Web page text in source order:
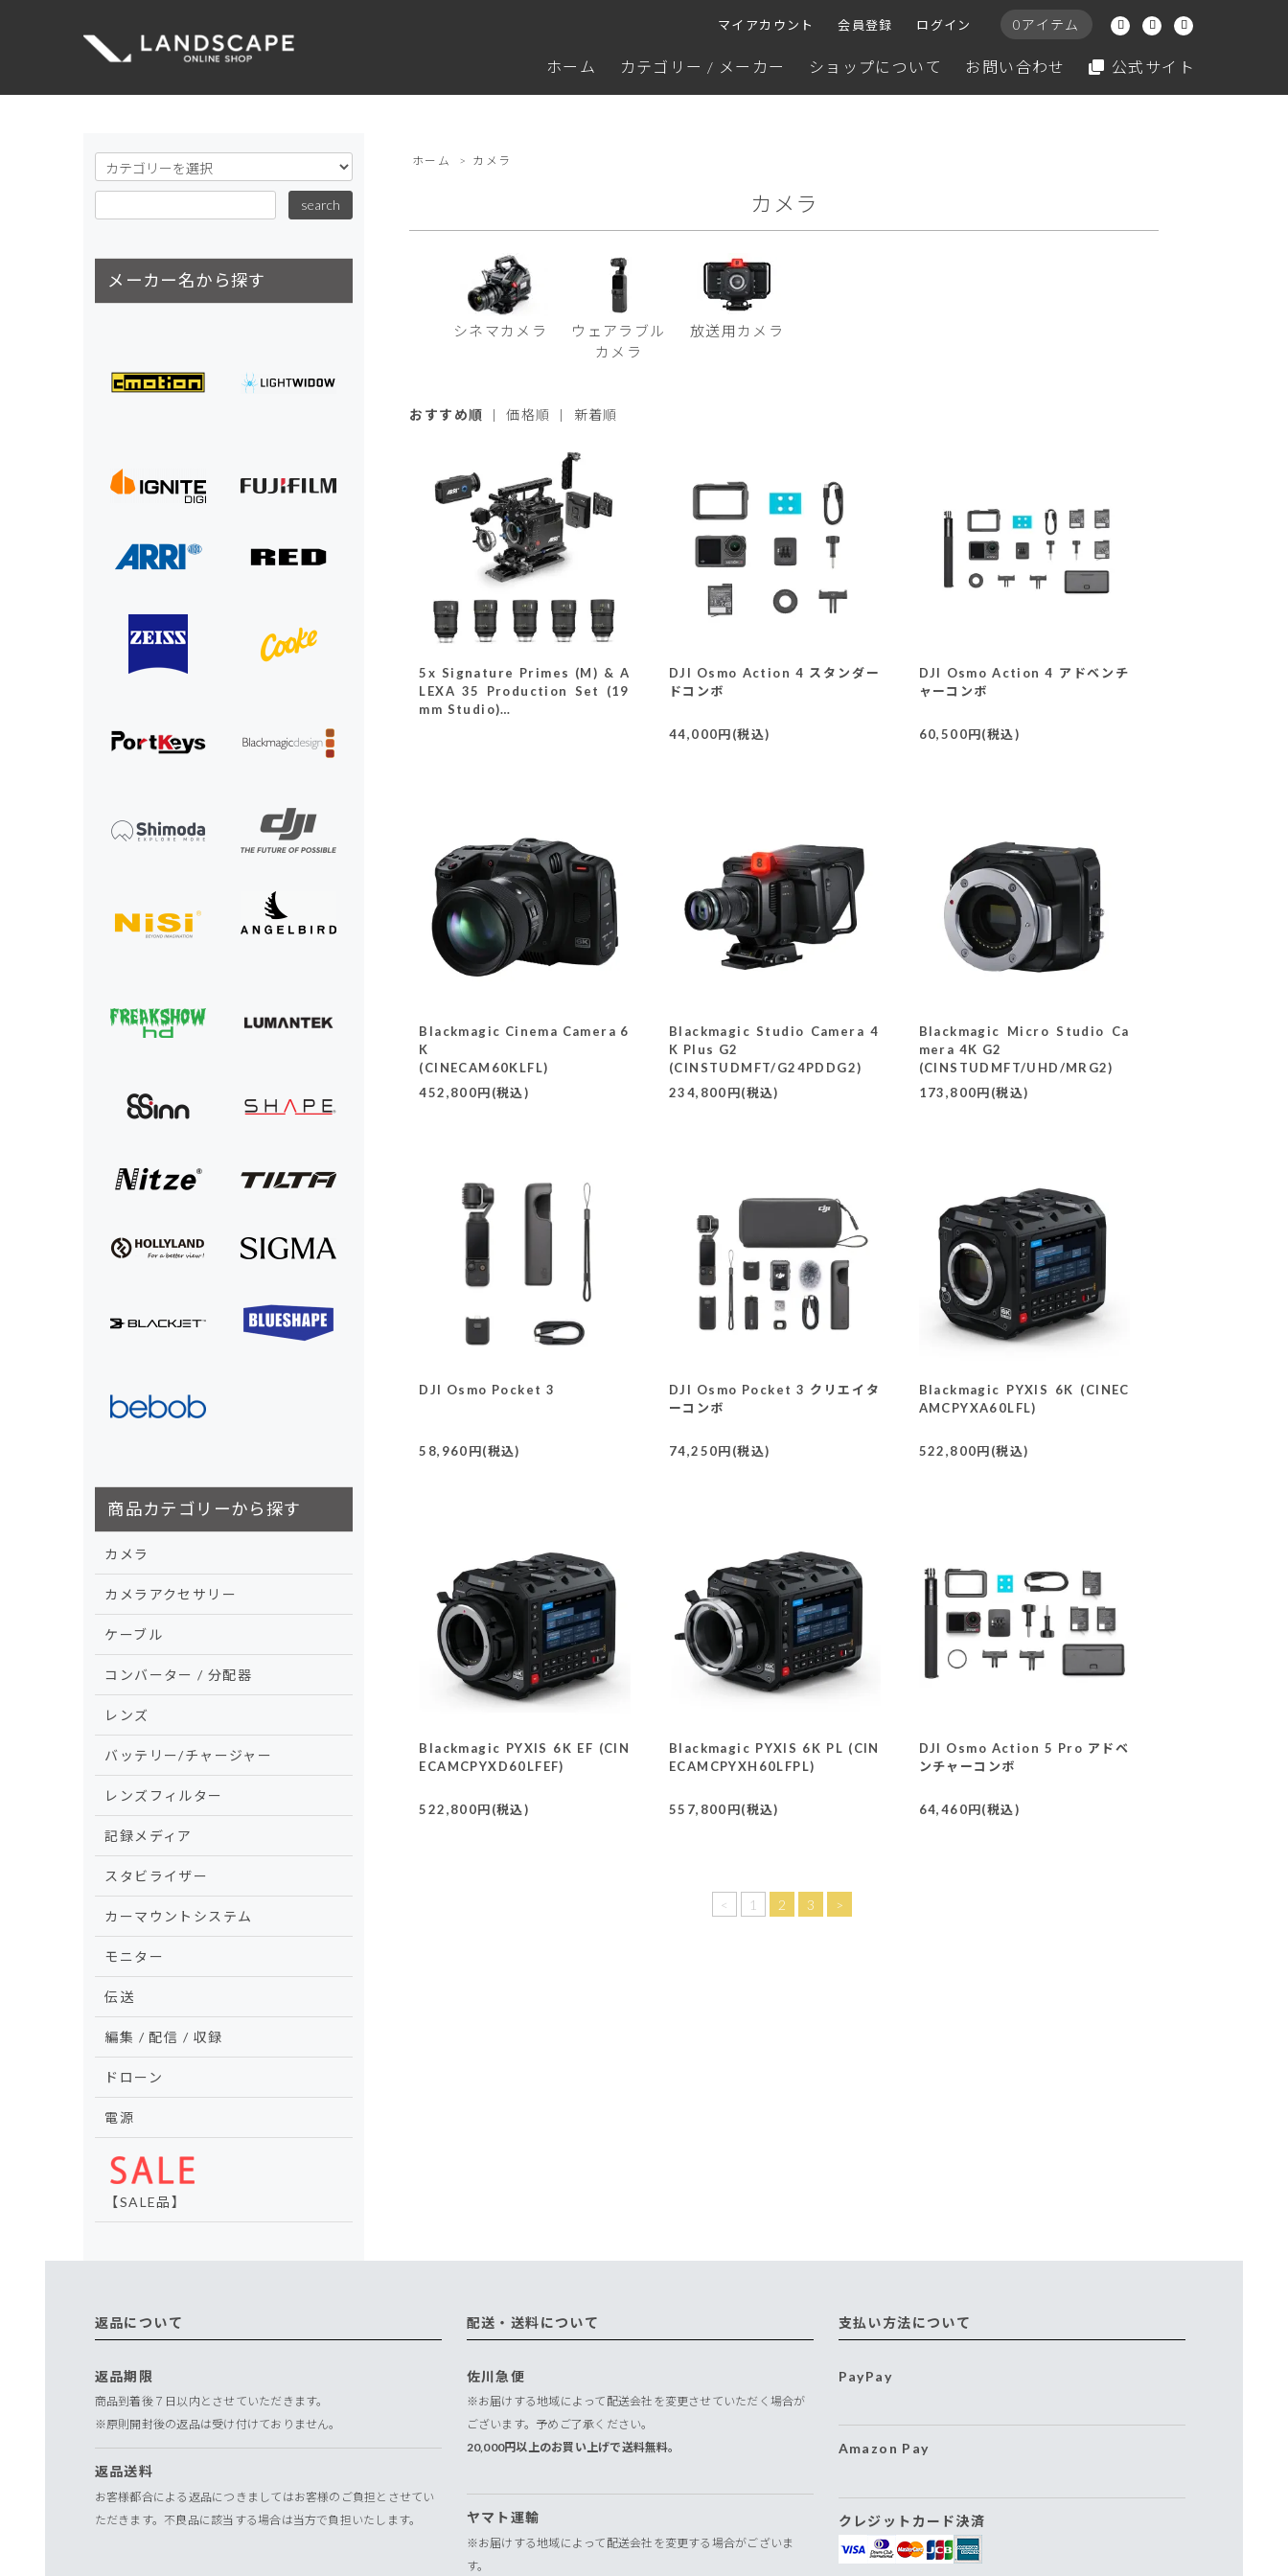
0アイテム
マイアカウント 会員登録 ログイン
ホーム カテゴリー / メーカー ショップについて お問い合わせ 公式サイト
ホーム > カメラ
カメラ
シネマカメラ
ウェアラブル
カメラ
放送用カメラ
おすすめ順 |価格順 | 新着順
5x Signature Primes (M) & A
LEXA 35 Production Set (19
mm Studio)
DJI Osmo Action 4 スタンダー
ドコンボ
44,000円(税込)
DJI Osmo Action 4 アドベンチ
ャーコンボ
60,500円(税込)
Blackmagic Cinema Camera 6
K
(CINECAM60KLFL)
452,800円(税込)
Blackmagic Studio Camera 4
K Plus G2
(CINSTUDMFT/G24PDDG2)
234,800円(税込)
Blackmagic Micro Studio Ca
mera 4K G2
(CINSTUDMFT/UHD/MRG2)
173,800円(税込)
DJI Osmo Pocket 3
58,960円(税込)
DJI Osmo Pocket 3 クリエイタ
ーコンボ
74,250円(税込)
Blackmagic PYXIS 6K (CINEC
AMCPYXA60LFL)
522,800円(税込)
Blackmagic PYXIS 6K EF (CIN
ECAMCPYXD60LFEF)
522,800円(税込)
Blackmagic PYXIS 6K PL (CIN
ECAMCPYXH60LFPL)
557,800円(税込)
DJI Osmo Action 5 Pro アドベ
ンチャーコンボ
64,460円(税込)
< 1 2 3 >
メーカー名から探す
商品カテゴリーから探す
カメラ
カメラアクセサリー
ケーブル
コンバーター / 分配器
レンズ
バッテリー/チャージャー
レンズフィルター
記録メディア
スタビライザー
カーマウントシステム
モニター
伝送
編集 / 配信 / 収録
ドローン
電源
【SALE品】
返品について
返品期限
商品到着後７日以内とさせていただきます。
※原則開封後の返品は受け付けておりません。
返品送料
お客様都合による返品につきましてはお客様のご負担とさせてい
ただきます。不良品に該当する場合は当方で負担いたします。
配送・送料について
佐川急便
※お届けする地域によって配送会社を変更させていただく場合が
ございます。予めご了承ください。
20,000円以上のお買い上げで送料無料。
ヤマト運輸
※お届けする地域によって配送会社を変更する場合がございま
す。
支払い方法について
PayPay
Amazon Pay
クレジットカード決済